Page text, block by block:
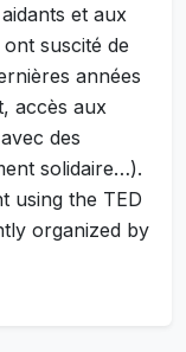
et aux
suscité de
années
accès aux
des
solidaire…).
using the TED
organized by